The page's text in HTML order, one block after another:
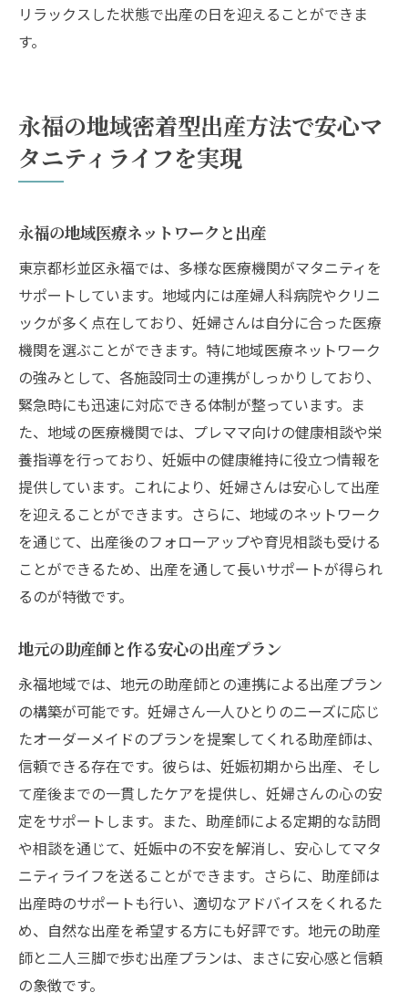
リラックスした状態で出産の日を迎えることができま
す。
永福の地域密着型出産方法で安心マ
タニティライフを実現
永福の地域医療ネットワークと出産
東京都杉並区永福では、多様な医療機関がマタニティを
サポートしています。地域内には産婦人科病院やクリニ
ックが多く点在しており、妊婦さんは自分に合った医療
機関を選ぶことができます。特に地域医療ネットワーク
の強みとして、各施設同士の連携がしっかりしており、
緊急時にも迅速に対応できる体制が整っています。ま
た、地域の医療機関では、プレママ向けの健康相談や栄
養指導を行っており、妊娠中の健康維持に役立つ情報を
提供しています。これにより、妊婦さんは安心して出産
を迎えることができます。さらに、地域のネットワーク
を通じて、出産後のフォローアップや育児相談も受ける
ことができるため、出産を通して長いサポートが得られ
るのが特徴です。
地元の助産師と作る安心の出産プラン
永福地域では、地元の助産師との連携による出産プラン
の構築が可能です。妊婦さん一人ひとりのニーズに応じ
たオーダーメイドのプランを提案してくれる助産師は、
信頼できる存在です。彼らは、妊娠初期から出産、そし
て産後までの一貫したケアを提供し、妊婦さんの心の安
定をサポートします。また、助産師による定期的な訪問
や相談を通じて、妊娠中の不安を解消し、安心してマタ
ニティライフを送ることができます。さらに、助産師は
出産時のサポートも行い、適切なアドバイスをくれるた
め、自然な出産を希望する方にも好評です。地元の助産
師と二人三脚で歩む出産プランは、まさに安心感と信頼
の象徴です。